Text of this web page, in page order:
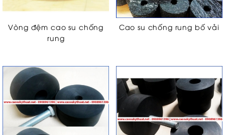
Vòng đệm cao su chống
rung
Cao su chống rung bố vải